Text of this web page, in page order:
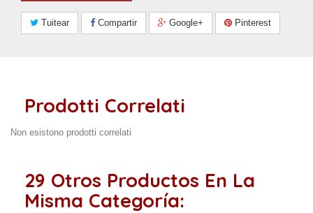
Tuitear Compartir Google+ Pinterest
Prodotti Correlati
Non esistono prodotti correlati
29 Otros Productos En La
Misma Categoría: